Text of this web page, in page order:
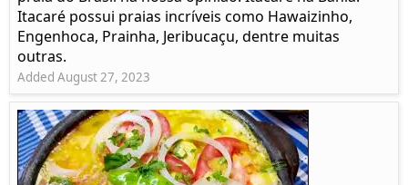
Itacaré possui praias incríveis como Hawaizinho,
Engenhoca, Prainha, Jeribucaçu, dentre muitas
outras.
Added August 27, 2023